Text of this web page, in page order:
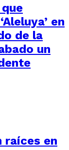
en
de la
un
raíces en